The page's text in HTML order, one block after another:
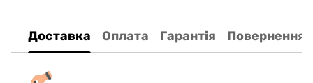
Доставка Оплата Гарантія Повернення